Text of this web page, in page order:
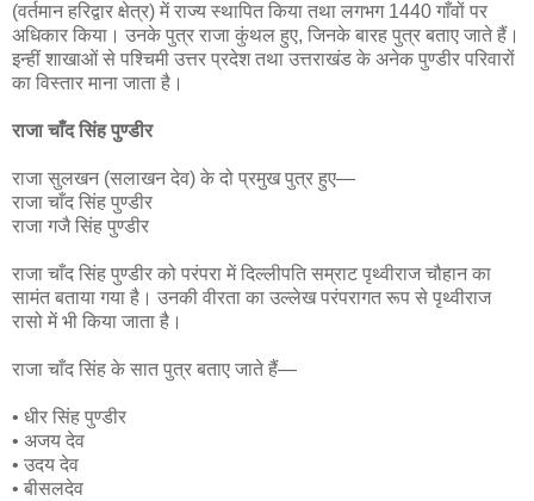
(वर्तमान हरिद्वार क्षेत्र) में राज्य स्थापित किया तथा लगभग 1440 गाँवों पर
अधिकार किया। उनके पुत्र राजा कुंथल हुए, जिनके बारह पुत्र बताए जाते हैं।
इन्हीं शाखाओं से पश्चिमी उत्तर प्रदेश तथा उत्तराखंड के अनेक पुण्डीर परिवारों
का विस्तार माना जाता है।
राजा चाँद सिंह पुण्डीर
राजा सुलखन (सलाखन देव) के दो प्रमुख पुत्र हुए—
राजा चाँद सिंह पुण्डीर
राजा गजै सिंह पुण्डीर
राजा चाँद सिंह पुण्डीर को परंपरा में दिल्लीपति सम्राट पृथ्वीराज चौहान का
सामंत बताया गया है। उनकी वीरता का उल्लेख परंपरागत रूप से पृथ्वीराज
रासो में भी किया जाता है।
राजा चाँद सिंह के सात पुत्र बताए जाते हैं—
• धीर सिंह पुण्डीर
• अजय देव
• उदय देव
• बीसलदेव